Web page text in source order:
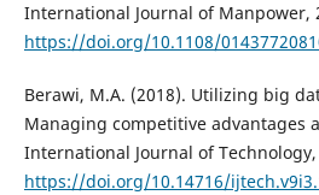
International Journal of Manpower,
https://doi.org/10.1108/
Berawi, M.A. (2018). Utilizing big
Managing competitive advantages
International Journal of
https://doi.org/10.14716/